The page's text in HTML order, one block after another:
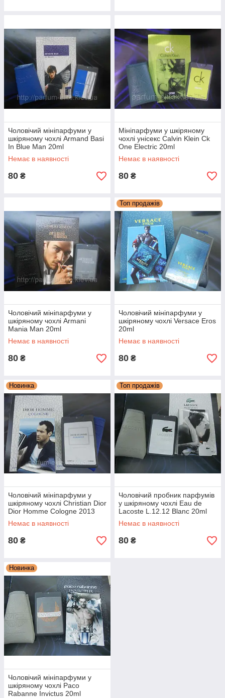
Чоловічий мініпарфуми у
шкіряному чохлі Armand Basi
In Blue Man 20ml
Немає в наявності
80 ₴
Мініпарфуми у шкіряному
чохлі унісекс Calvin Klein Ck
One Electric 20ml
Немає в наявності
80 ₴
Чоловічий мініпарфуми у
шкіряному чохлі Armani
Mania Man 20ml
Немає в наявності
80 ₴
Топ продажів
Чоловічий мініпарфуми у
шкіряному чохлі Versace Eros
20ml
Немає в наявності
80 ₴
Новинка
Чоловічий мініпарфуми у
шкіряному чохлі Christian Dior
Dior Homme Cologne 2013
20ml
Немає в наявності
80 ₴
Топ продажів
Чоловічий пробник парфумів
у шкіряному чохлі Eau de
Lacoste L.12.12 Blanc 20ml
Немає в наявності
80 ₴
Новинка
Чоловічий мініпарфуми у
шкіряному чохлі Paco
Rabanne Invictus 20ml